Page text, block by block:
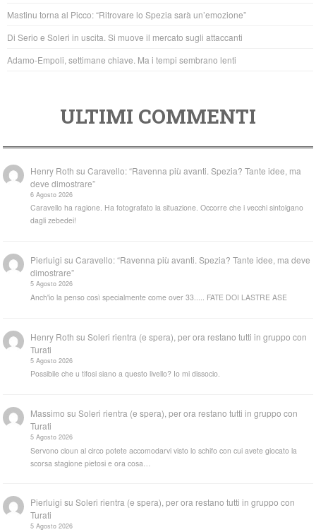
o
k
p
Mastinu torna al Picco: “Ritrovare lo Spezia sarà un’emozione”
Di Serio e Soleri in uscita. Si muove il mercato sugli attaccanti
Adamo-Empoli, settimane chiave. Ma i tempi sembrano lenti
ULTIMI COMMENTI
Henry Roth suCaravello: “Ravenna più avanti. Spezia? Tante idee, ma
deve dimostrare”
6 Agosto 2026
Caravello ha ragione. Ha fotografato la situazione. Occorre che i vecchi sintolgano
dagli zebedei!
Pierluigi suCaravello: “Ravenna più avanti. Spezia? Tante idee, ma deve
dimostrare”
5 Agosto 2026
Anch'io la penso così specialmente come over 33..... FATE DOI LASTRE ASE
Henry Roth suSoleri rientra (e spera), per ora restano tutti in gruppo con
Turati
5 Agosto 2026
Possibile che u tifosi siano a questo livello? Io mi dissocio.
Massimo suSoleri rientra (e spera), per ora restano tutti in gruppo con
Turati
5 Agosto 2026
Servono cloun al circo potete accomodarvi visto lo schifo con cui avete giocato la
scorsa stagione pietosi e ora cosa…
Pierluigi suSoleri rientra (e spera), per ora restano tutti in gruppo con
Turati
5 Agosto 2026